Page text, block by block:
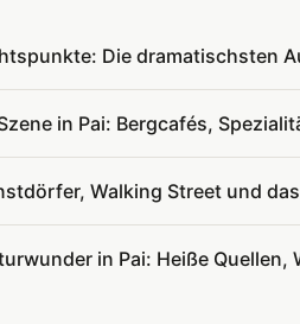
Die dramatischsten
in Pai: Bergcafés,
Walking Street und
in Pai: Heiße